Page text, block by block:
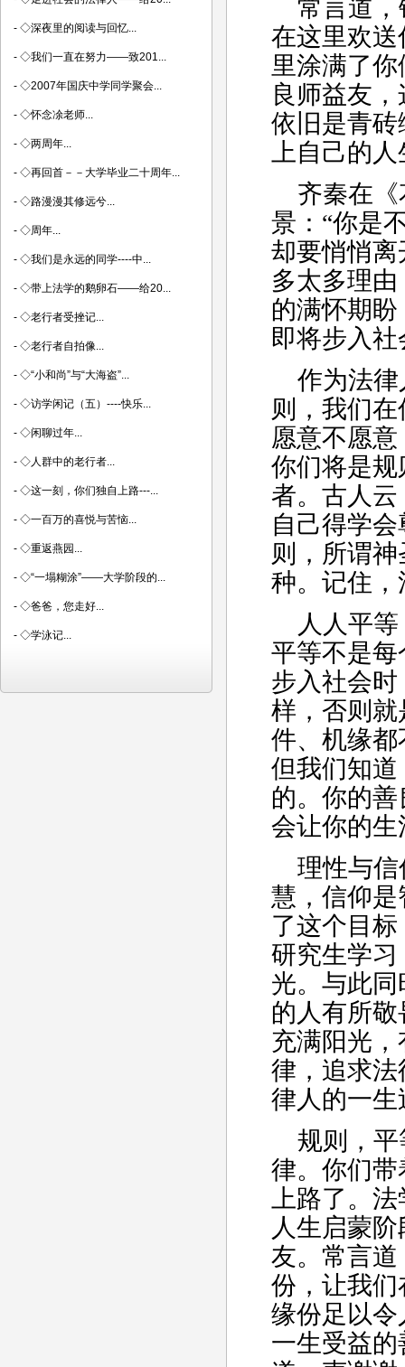
常言道
在这里欢
里涂满了
良师益友
依旧是青
上自己的
齐秦在
景：“你是
却要悄悄
多太多理
的满怀期
即将步入
作为法
则，我们
愿意不愿
你们将是
者。古人
自己得学
则，所谓
种。记住
人人平
平等不是
步入社会
样，否则
件、机缘
但我们知
的。你的
会让你的
理性与
慧，信仰
了这个目
研究生学
光。与此
的人有所
充满阳光
律，追求
律人的一
规则，
律。你们
上路了。
人生启蒙
友。常言
份，让我
缘份足以
一生受益
- ◇深夜里的阅读与回忆...
- ◇我们一直在努力——致201...
- ◇2007年国庆中学同学聚会...
- ◇怀念凃老师...
- ◇两周年...
- ◇再回首－－大学毕业二十周年...
- ◇路漫漫其修远兮...
- ◇周年...
- ◇我们是永远的同学----中...
- ◇带上法学的鹅卵石――给20...
- ◇老行者受挫记...
- ◇老行者自拍像...
- ◇“小和尚”与“大海盗”...
- ◇访学闲记（五）----快乐...
- ◇闲聊过年...
- ◇人群中的老行者...
- ◇这一刻，你们独自上路---...
- ◇一百万的喜悦与苦恼...
- ◇重返燕园...
- ◇“一塌糊涂”――大学阶段的...
- ◇爸爸，您走好...
- ◇学泳记...